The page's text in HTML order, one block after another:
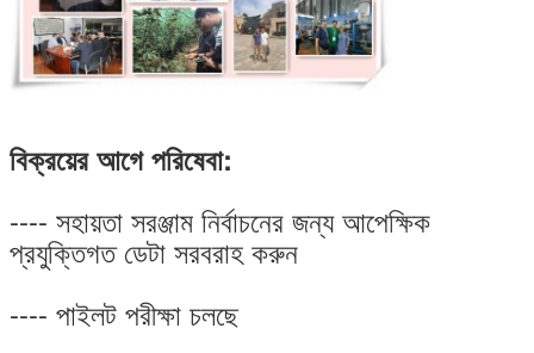
বিক্রয়ের আগে পরিষেবা:
---- সহায়তা সরঞ্জাম নির্বাচনের জন্য আপেক্ষিক
প্রযুক্তিগত ডেটা সরবরাহ করুন
---- পাইলট পরীক্ষা চলছে